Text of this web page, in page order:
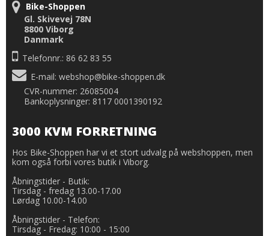
Bike-Shoppen
Gl. Skivevej 78N
8800 Viborg
Danmark
Telefonnr.: 86 62 83 55
E-mail: webshop@bike-shoppen.dk
CVR-nummer: 26085004
Bankoplysninger: 8117 0001390192
3000 KVM FORRETNING
Hos Bike-Shoppen har vi et stort udvalg på webshoppen, men
kom også forbi vores butik i Viborg.
Åbningstider - Butik:
Tirsdag - fredag 13.00-17.00
Lørdag 10.00-14.00
Åbningstider - Telefon:
Tirsdag - Fredag: 10:00 - 15:00